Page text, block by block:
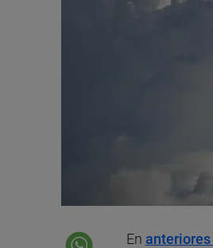
En anteriores